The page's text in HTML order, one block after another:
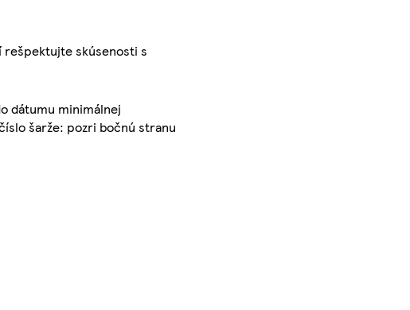
rešpektujte skúsenosti s
dátumu minimálnej
šarže: pozri bočnú stranu